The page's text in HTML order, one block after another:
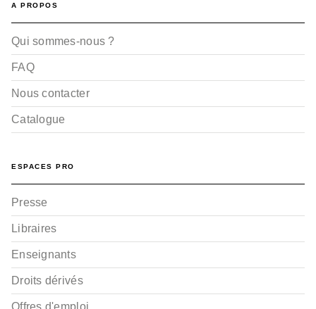
A PROPOS
Qui sommes-nous ?
FAQ
Nous contacter
Catalogue
ESPACES PRO
Presse
Libraires
Enseignants
Droits dérivés
Offres d'emploi